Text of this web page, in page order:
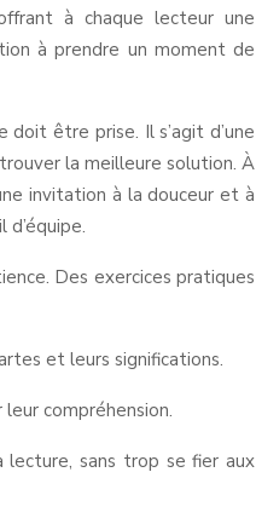
à chaque lecteur une
à prendre un moment de
être prise. Il s’agit d’une
la meilleure solution. À
invitation à la douceur et à
Des exercices pratiques
et leurs significations.
compréhension.
sans trop se fier aux